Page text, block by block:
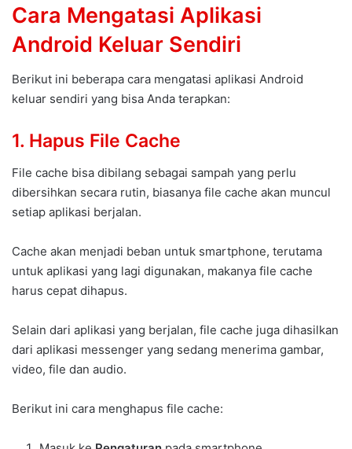
Cara Mengatasi Aplikasi
Android Keluar Sendiri
Berikut ini beberapa cara mengatasi aplikasi Android
keluar sendiri yang bisa Anda terapkan:
1. Hapus File Cache
File cache bisa dibilang sebagai sampah yang perlu
dibersihkan secara rutin, biasanya file cache akan muncul
setiap aplikasi berjalan.
Cache akan menjadi beban untuk smartphone, terutama
untuk aplikasi yang lagi digunakan, makanya file cache
harus cepat dihapus.
Selain dari aplikasi yang berjalan, file cache juga dihasilkan
dari aplikasi messenger yang sedang menerima gambar,
video, file dan audio.
Berikut ini cara menghapus file cache: